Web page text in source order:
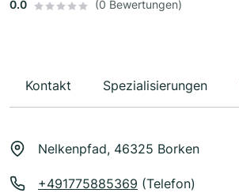
0.0
(0 Bewertungen)
Kontakt Spezialisierungen
Nelkenpfad, 46325 Borken
+491775885369 (Telefon)